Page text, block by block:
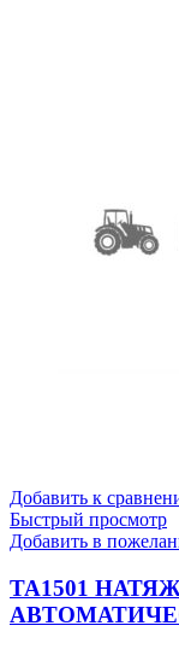
Добавить к
Быстрый просмотр
Добавить в
TA1501